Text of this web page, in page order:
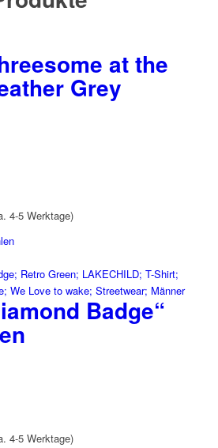
at the
Grey
4-5 Werktage)
weist
mehrere
Varianten
auf.
gewählt
Badge“
4-5 Werktage)